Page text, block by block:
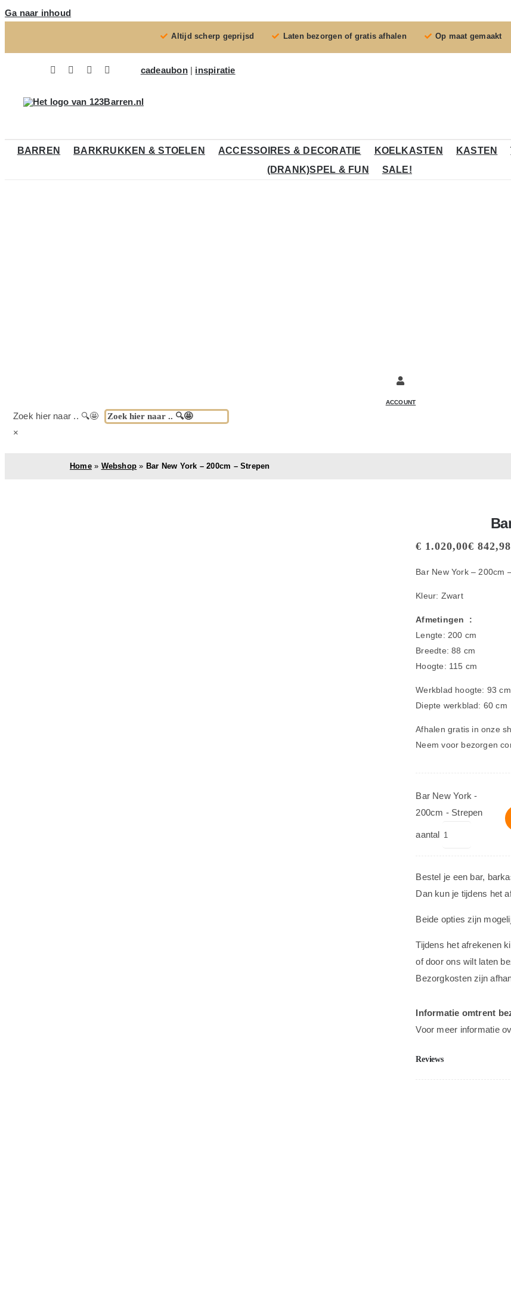
Ga naar inhoud
Altijd scherp geprijsd Laten bezorgen of gratis afhalen Op maat gemaakt
cadeaubon| inspiratie
BARREN BARKRUKKEN & STOELEN ACCESSOIRES & DECORATIE KOELKASTEN KASTEN
(DRANK)SPEL & FUN
SALE!
ACCOUNT
Zoek hier naar .. 🔍🤩
×
Home» Webshop » Bar New York – 200cm – Strepen
€ 1.020,00€ 842,98
Bar New York – 200cm
Kleur: Zwart
Afmetingen :
Lengte: 200 cm
Breedte: 88 cm
Hoogte: 115 cm
Werkblad hoogte: 93 cm
Diepte werkblad: 60 cm
Afhalen gratis in onze
Neem voor bezorgen
Bar New York -
200cm - Strepen
aantal
Bestel je een bar,
Dan kun je tijdens het
Beide opties zijn
Tijdens het afrekenen
of door ons wilt laten
Bezorgkosten zijn
Informatie omtrent
Voor meer informatie
Reviews